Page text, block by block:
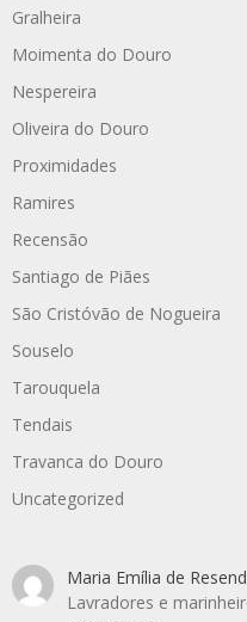
Gralheira
Moimenta do Douro
Nespereira
Oliveira do Douro
Proximidades
Ramires
Recensão
Santiago de Piães
São Cristóvão de Nogueira
Souselo
Tarouquela
Tendais
Travanca do Douro
Uncategorized
Maria Emília de
Lavradores e